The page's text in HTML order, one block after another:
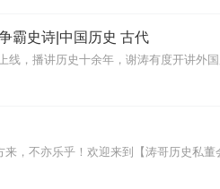
霸史诗|中国历史 古代